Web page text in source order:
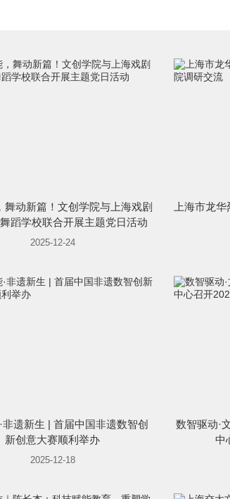
舞动新篇！文创学院与上海戏剧
蹈学校联合开展主题党日活动
2025-12-24
上海市龙
非遗新生 | 首届中国非遗数智创
新创意大赛顺利举办
2025-12-18
数智驱动·
中